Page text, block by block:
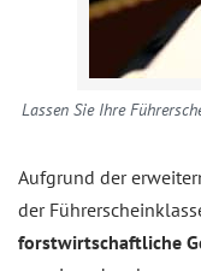
Lassen Sie Ihre
Aufgrund der
der
forstwirtschaftliche